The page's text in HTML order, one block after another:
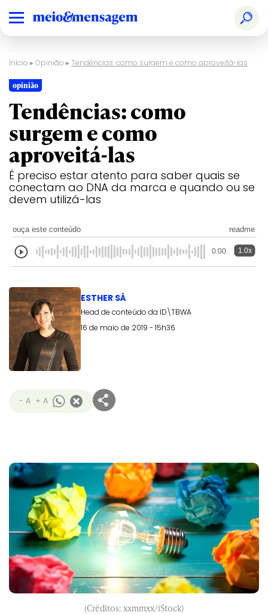
Início ▸Opinião ▸ Tendências: como surgem e como aproveitá-las
opinião
Tendências: como
surgem e como
aproveitá-las
É preciso estar atento para saber quais se
conectam ao DNA da marca e quando ou se
devem utilizá-las
ouça este conteúdo readme
0:00 1.0x
ESTHER SÁ
Head de conteúdo da ID\TBWA
16 de maio de 2019 - 15h36
- A + A
(Créditos: xxmmxx/iStock)